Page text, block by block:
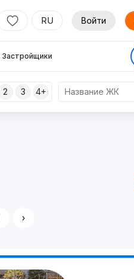
RU Войти
Застройщики
2 3 4+
›